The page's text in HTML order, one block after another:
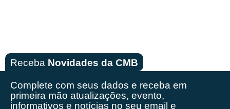
Receba Novidades da CMB
Complete com seus dados e receba em
primeira mão atualizações, evento,
informativos e notícias no seu email e